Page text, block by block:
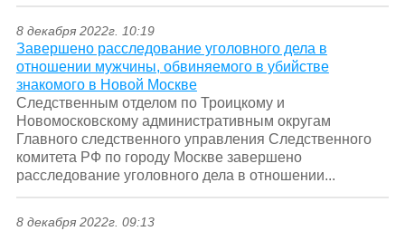
8 декабря 2022г. 10:19
Завершено расследование уголовного дела в
отношении мужчины, обвиняемого в убийстве
знакомого в Новой Москве
Следственным отделом по Троицкому и
Новомосковскому административным округам
Главного следственного управления Следственного
комитета РФ по городу Москве завершено
расследование уголовного дела в отношении...
8 декабря 2022г. 09:13